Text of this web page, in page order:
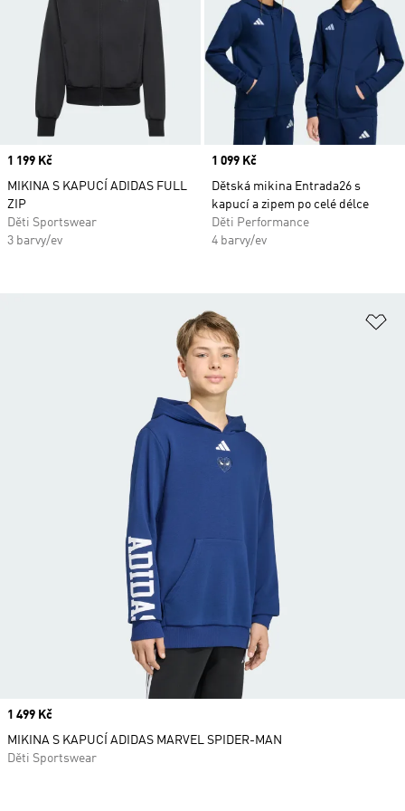
Price
1 199 Kč
MIKINA S KAPUCÍ ADIDAS FULL
ZIP
Děti Sportswear
3 barvy/ev
Price
1 099 Kč
Dětská mikina Entrada26 s
kapucí a zipem po celé délce
Děti Performance
4 barvy/ev
Price
1 499 Kč
MIKINA S KAPUCÍ ADIDAS MARVEL SPIDER-MAN
Děti Sportswear